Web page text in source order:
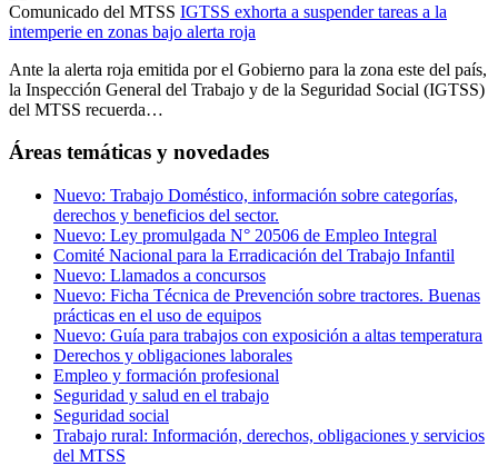
Comunicado del MTSS IGTSS exhorta a suspender tareas a la
intemperie en zonas bajo alerta roja
Ante la alerta roja emitida por el Gobierno para la zona este del país,
la Inspección General del Trabajo y de la Seguridad Social (IGTSS)
del MTSS recuerda…
Áreas temáticas y novedades
Nuevo: Trabajo Doméstico, información sobre categorías,
derechos y beneficios del sector.
Nuevo: Ley promulgada N° 20506 de Empleo Integral
Comité Nacional para la Erradicación del Trabajo Infantil
Nuevo: Llamados a concursos
Nuevo: Ficha Técnica de Prevención sobre tractores. Buenas
prácticas en el uso de equipos
Nuevo: Guía para trabajos con exposición a altas temperatura
Derechos y obligaciones laborales
Empleo y formación profesional
Seguridad y salud en el trabajo
Seguridad social
Trabajo rural: Información, derechos, obligaciones y servicios
del MTSS